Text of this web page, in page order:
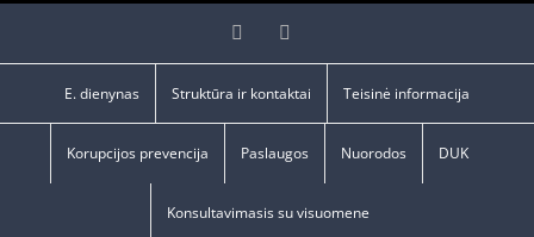
Facebook
E. dienynas Struktūra ir kontaktai Teisinė informacija
Korupcijos prevencija Paslaugos Nuorodos DUK
Konsultavimasis su visuomene